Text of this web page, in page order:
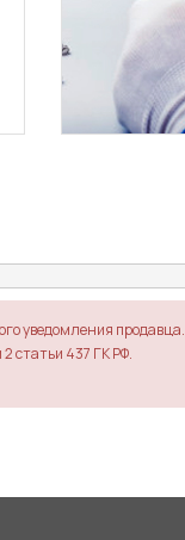
уведомления продавца.
статьи 437 ГК РФ.